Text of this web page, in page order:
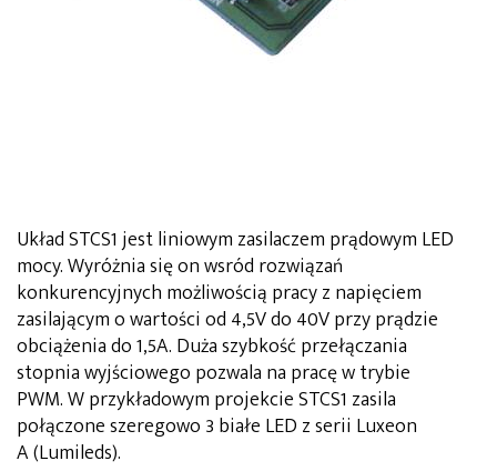
Układ STCS1 jest liniowym zasilaczem prądowym LED
mocy. Wyróżnia się on wsród rozwiązań
konkurencyjnych możliwością pracy z napięciem
zasilającym o wartości od 4,5V do 40V przy prądzie
obciążenia do 1,5A. Duża szybkość przełączania
stopnia wyjściowego pozwala na pracę w trybie
PWM. W przykładowym projekcie STCS1 zasila
połączone szeregowo 3 białe LED z serii Luxeon
A (Lumileds).